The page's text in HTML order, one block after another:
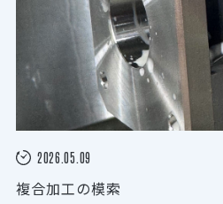
2026.05.09
複合加工の模索